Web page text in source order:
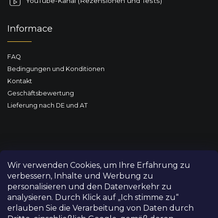
Wir verwenden Cookies, um Ihre Erfahrung zu
verbessern, Inhalte und Werbung zu
personalisieren und den Datenverkehr zu
analysieren. Durch Klick auf „Ich stimme zu“
erlauben Sie die Verarbeitung von Daten durch
Informace
FAQ
Bedingungen und Konditionen
Kontakt
Geschäftsbewertung
Lieferung nach DE und AT